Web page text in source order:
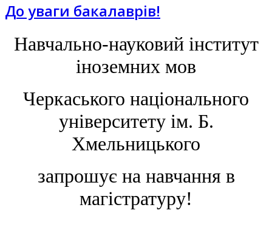
До уваги бакалаврів!
Навчально-науковий інститут
іноземних мов
Черкаського національного
університету ім. Б.
Хмельницького
запрошує на навчання в
магістратуру!